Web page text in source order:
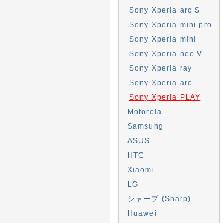
Sony Xperia arc S
Sony Xperia mini pro
Sony Xperia mini
Sony Xperia neo V
Sony Xperia ray
Sony Xperia arc
Sony Xperia PLAY
Motorola
Samsung
ASUS
HTC
Xiaomi
LG
シャープ (Sharp)
Huawei